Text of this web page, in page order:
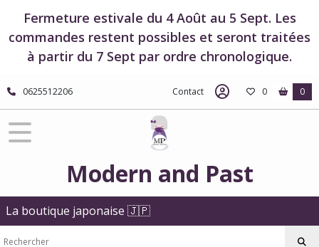
Fermeture estivale du 4 Août au 5 Sept. Les
commandes restent possibles et seront traitées
à partir du 7 Sept par ordre chronologique.
0625512206 Contact 0 0
Modern and Past
La boutique japonaise 🇯🇵